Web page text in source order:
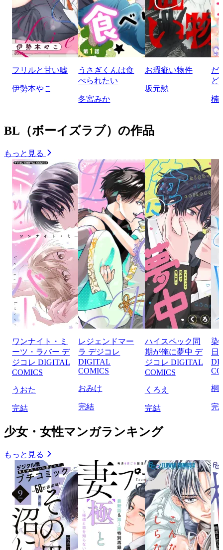
フリルと甘い嘘
伊勢本やこ
うさぎくんは食
べられたい
冬宮みか
お瑕疵い物件
坂元勲
だ
ど
楠
BL（ボーイズラブ）の作品
もっと見る
ワンナイト・ミ
ーツ・ラバー デ
ジコレ DIGITAL
COMICS
うおた
完結
レジェンドマー
ラ デジコレ
DIGITAL
COMICS
おみけ
完結
ハイスペック同
期が俺に夢中 デ
ジコレ DIGITAL
COMICS
くろえ
完結
染
日
桐
完
少女・女性マンガランキング
もっと見る